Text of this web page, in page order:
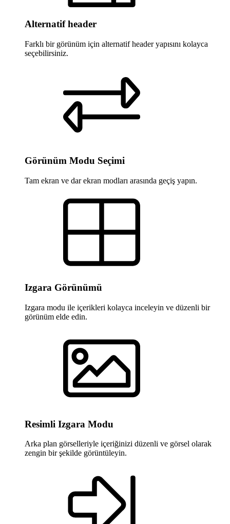
Alternatif header
Farklı bir görünüm için alternatif header yapısını kolayca
seçebilirsiniz.
Görünüm Modu Seçimi
Tam ekran ve dar ekran modları arasında geçiş yapın.
Izgara Görünümü
Izgara modu ile içerikleri kolayca inceleyin ve düzenli bir
görünüm elde edin.
Resimli Izgara Modu
Arka plan görselleriyle içeriğinizi düzenli ve görsel olarak
zengin bir şekilde görüntüleyin.